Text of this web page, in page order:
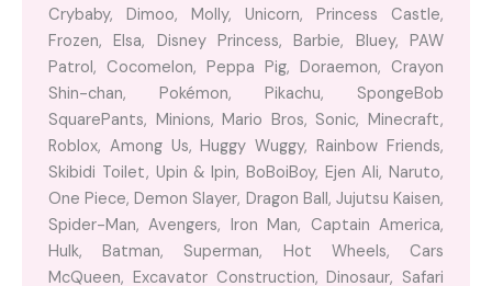
Crybaby, Dimoo, Molly, Unicorn, Princess Castle,
Frozen, Elsa, Disney Princess, Barbie, Bluey, PAW
Patrol, Cocomelon, Peppa Pig, Doraemon, Crayon
Shin-chan, Pokémon, Pikachu, SpongeBob
SquarePants, Minions, Mario Bros, Sonic, Minecraft,
Roblox, Among Us, Huggy Wuggy, Rainbow Friends,
Skibidi Toilet, Upin & Ipin, BoBoiBoy, Ejen Ali, Naruto,
One Piece, Demon Slayer, Dragon Ball, Jujutsu Kaisen,
Spider-Man, Avengers, Iron Man, Captain America,
Hulk, Batman, Superman, Hot Wheels, Cars
McQueen, Excavator Construction, Dinosaur, Safari